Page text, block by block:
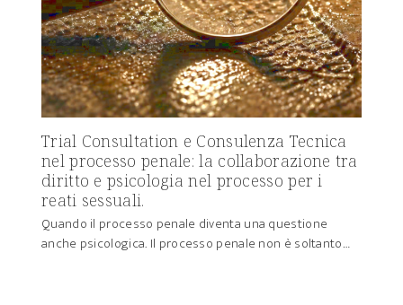
Trial Consultation e Consulenza Tecnica
nel processo penale: la collaborazione tra
diritto e psicologia nel processo per i
reati sessuali.
Quando il processo penale diventa una questione
anche psicologica. Il processo penale non è soltanto…